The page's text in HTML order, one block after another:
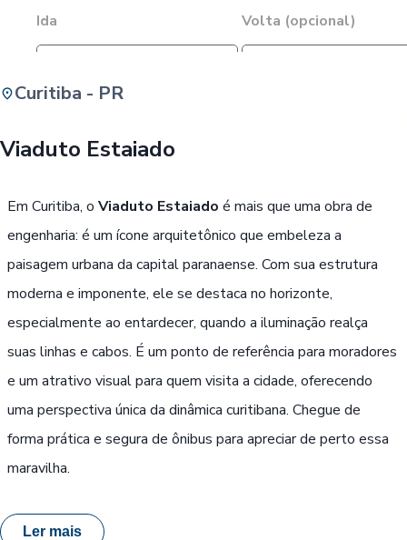
Ida Volta (opcional)
Curitiba - PR
Viaduto Estaiado
Em Curitiba, o Viaduto Estaiado é mais que uma obra de
engenharia: é um ícone arquitetônico que embeleza a
paisagem urbana da capital paranaense. Com sua estrutura
moderna e imponente, ele se destaca no horizonte,
especialmente ao entardecer, quando a iluminação realça
suas linhas e cabos. É um ponto de referência para moradores
e um atrativo visual para quem visita a cidade, oferecendo
uma perspectiva única da dinâmica curitibana. Chegue de
forma prática e segura de ônibus para apreciar de perto essa
maravilha.
Ler mais